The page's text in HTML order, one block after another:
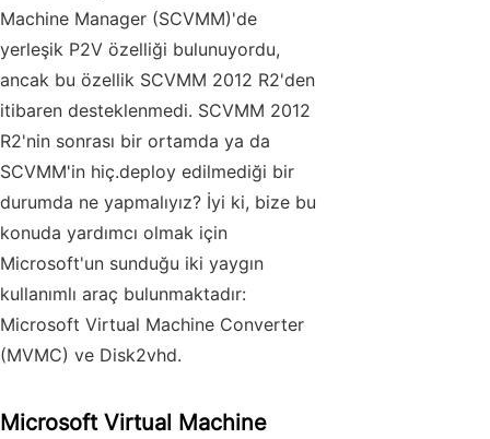
Machine Manager (SCVMM)'de
yerleşik P2V özelliği bulunuyordu,
ancak bu özellik SCVMM 2012 R2'den
itibaren desteklenmedi. SCVMM 2012
R2'nin sonrası bir ortamda ya da
SCVMM'in hiç.deploy edilmediği bir
durumda ne yapmalıyız? İyi ki, bize bu
konuda yardımcı olmak için
Microsoft'un sunduğu iki yaygın
kullanımlı araç bulunmaktadır:
Microsoft Virtual Machine Converter
(MVMC) ve Disk2vhd.
Microsoft Virtual Machine